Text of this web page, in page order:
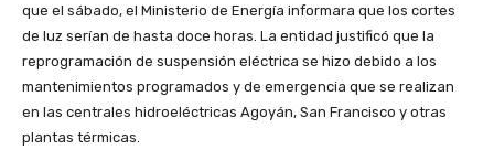
que el sábado, el Ministerio de Energía informara que los cortes
de luz serían de hasta doce horas. La entidad justificó que la
reprogramación de suspensión eléctrica se hizo debido a los
mantenimientos programados y de emergencia que se realizan
en las centrales hidroeléctricas Agoyán, San Francisco y otras
plantas térmicas.